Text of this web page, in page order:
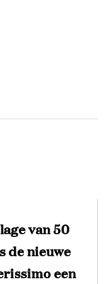
van 50
de nieuwe
een